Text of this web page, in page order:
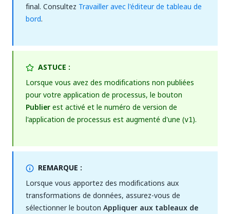
final. Consultez Travailler avec l'éditeur de tableau de
bord.
ASTUCE :
Lorsque vous avez des modifications non publiées
pour votre application de processus, le bouton
Publierest activé et le numéro de version de
l'application de processus est augmenté d'une (v1).
REMARQUE :
Lorsque vous apportez des modifications aux
transformations de données, assurez-vous de
sélectionner le bouton Appliquer aux tableaux de